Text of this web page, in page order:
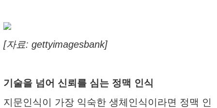
[자료: gettyimagesbank]
기술을 넘어 신뢰를 심는 정맥 인식
지문인식이 가장 익숙한 생체인식이라면 정맥 인